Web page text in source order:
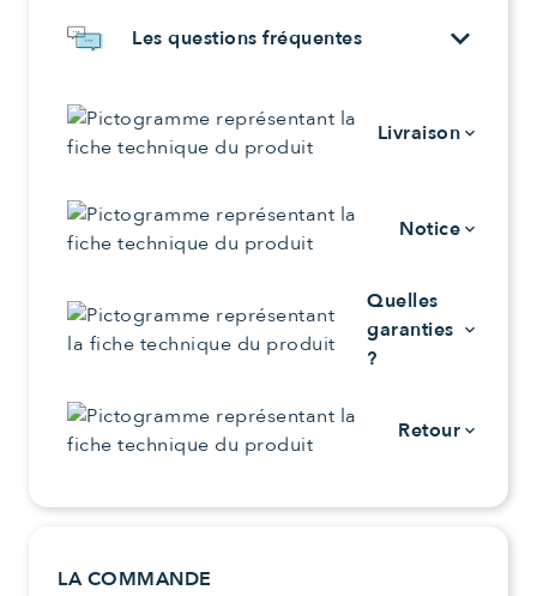
Les questions fréquentes keyboard_arrow_down
Livraison keyboard_arrow_down
Notice keyboard_arrow_down
Quelles
garanties
?
keyboard_arrow_down
Retour keyboard_arrow_down
LA COMMANDE